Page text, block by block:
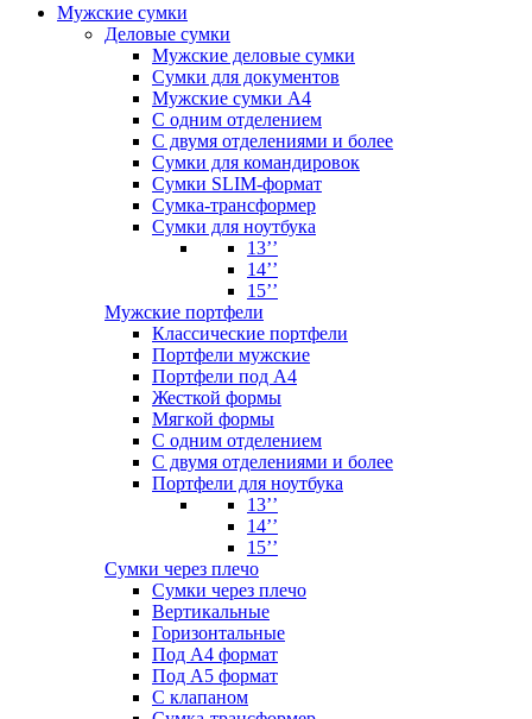
Мужские сумки
Деловые сумки
Мужские деловые сумки
Сумки для документов
Мужские сумки А4
С одним отделением
С двумя отделениями и более
Сумки для командировок
Сумки SLIM-формат
Сумка-трансформер
Сумки для ноутбука
13’’
14’’
15’’
Мужские портфели
Классические портфели
Портфели мужские
Портфели под А4
Жесткой формы
Мягкой формы
С одним отделением
С двумя отделениями и более
Портфели для ноутбука
13’’
14’’
15’’
Сумки через плечо
Сумки через плечо
Вертикальные
Горизонтальные
Под А4 формат
Под А5 формат
С клапаном